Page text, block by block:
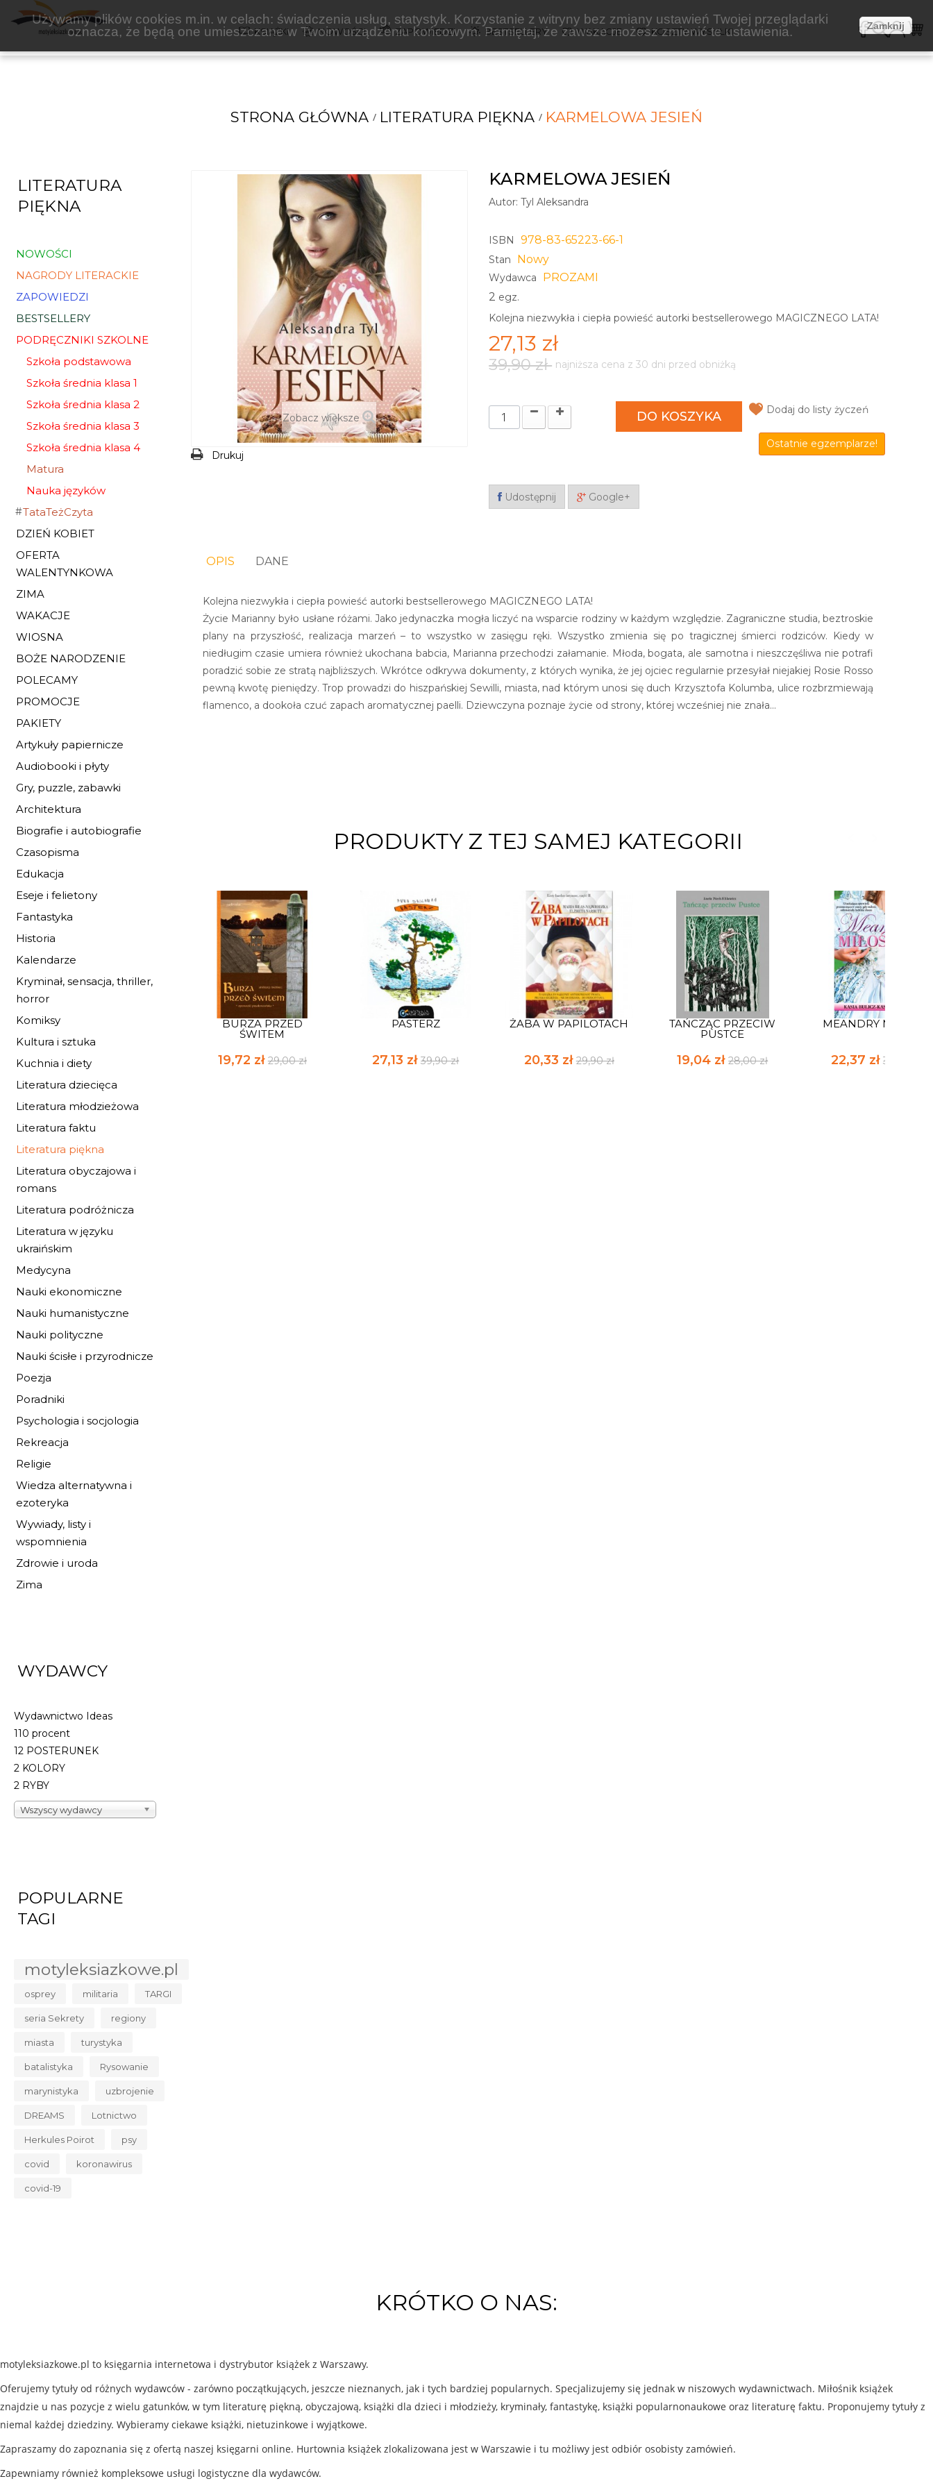
PROZAMI
Używamy plików cookies m.in. w celach: świadczenia usług, statystyk. Korzystanie z witryny bez zmiany ustawień Twojej przeglądarki
oznacza, że będą one umieszczane w Twoim urządzeniu końcowym. Pamiętaj, że zawsze możesz zmienić te ustawienia.
Zamknij
KSIĄŻKI NOWOŚCI ZAPOWIEDZI BESTSELLERY WAKACJE KOSZTY WYSYŁKI
STRONA GŁÓWNA LITERATURA PIĘKNA KARMELOWA JESIEŃ
LITERATURA
PIĘKNA
NOWOŚCI
NAGRODY LITERACKIE
ZAPOWIEDZI
BESTSELLERY
PODRĘCZNIKI SZKOLNE
Szkoła podstawowa
Szkoła średnia klasa 1
Szkoła średnia klasa 2
Szkoła średnia klasa 3
Szkoła średnia klasa 4
Matura
Nauka języków
TataTeżCzyta
DZIEŃ KOBIET
OFERTA
WALENTYNKOWA
ZIMA
WAKACJE
WIOSNA
BOŻE NARODZENIE
POLECAMY
PROMOCJE
PAKIETY
Artykuły papiernicze
Audiobooki i płyty
Gry, puzzle, zabawki
Architektura
Biografie i autobiografie
Czasopisma
Edukacja
Eseje i felietony
Fantastyka
Historia
Kalendarze
Kryminał, sensacja, thriller,
horror
Komiksy
Kultura i sztuka
Kuchnia i diety
Literatura dziecięca
Literatura młodzieżowa
Literatura faktu
Literatura piękna
Literatura obyczajowa i
romans
Literatura podróżnicza
Literatura w języku
ukraińskim
Medycyna
Nauki ekonomiczne
Nauki humanistyczne
Nauki polityczne
Nauki ścisłe i przyrodnicze
Poezja
Poradniki
Psychologia i socjologia
Rekreacja
Religie
Wiedza alternatywna i
ezoteryka
Wywiady, listy i
wspomnienia
Zdrowie i uroda
Zima
WYDAWCY
Wydawnictwo Ideas
110 procent
12 POSTERUNEK
2 KOLORY
2 RYBY
Wszyscy wydawcy
POPULARNE
TAGI
motyleksiazkowe.pl
osprey militaria TARGI
seria Sekrety regiony
miasta turystyka
batalistyka Rysowanie
marynistyka uzbrojenie
DREAMS Lotnictwo
Herkules Poirot psy
covid koronawirus
covid-19
Zobacz większe
Drukuj
KARMELOWA JESIEŃ
Autor: Tyl Aleksandra
ISBN 978-83-65223-66-1
Stan Nowy
Wydawca
PROZAMI
2 egz.
Kolejna niezwykła i ciepła powieść autorki bestsellerowego MAGICZNEGO LATA!
27,13 zł
39,90 zł najniższa cena z 30 dni przed obniżką
DO KOSZYKA Dodaj do listy życzeń
Ostatnie egzemplarze!
Udostępnij Google+
OPIS DANE
Kolejna niezwykła i ciepła powieść autorki bestsellerowego MAGICZNEGO LATA!
Życie Marianny było usłane różami. Jako jedynaczka mogła liczyć na wsparcie rodziny w każdym względzie. Zagraniczne studia, beztroskie
plany na przyszłość, realizacja marzeń – to wszystko w zasięgu ręki. Wszystko zmienia się po tragicznej śmierci rodziców. Kiedy w
niedługim czasie umiera również ukochana babcia, Marianna przechodzi załamanie. Młoda, bogata, ale samotna i nieszczęśliwa nie potrafi
poradzić sobie ze stratą najbliższych. Wkrótce odkrywa dokumenty, z których wynika, że jej ojciec regularnie przesyłał niejakiej Rosie Rosso
pewną kwotę pieniędzy. Trop prowadzi do hiszpańskiej Sewilli, miasta, nad którym unosi się duch Krzysztofa Kolumba, ulice rozbrzmiewają
flamenco, a dookoła czuć zapach aromatycznej paelli. Dziewczyna poznaje życie od strony, której wcześniej nie znała…
PRODUKTY Z TEJ SAMEJ KATEGORII
BURZA PRZED
ŚWITEM
19,72 zł 29,00 zł
PASTERZ
27,13 zł39,90 zł
ŻABA W PAPILOTACH
20,33 zł 29,90 zł
TAŃCZĄC PRZECIW
PUSTCE
19,04 zł28,00 zł
MEANDRY MIŁOŚCI
22,37 zł32,90 zł
KRÓTKO O NAS:
motyleksiazkowe.pl to księgarnia internetowa i dystrybutor książek z Warszawy.
Oferujemy tytuły od różnych wydawców - zarówno początkujących, jeszcze nieznanych, jak i tych bardziej popularnych. Specjalizujemy się jednak w niszowych wydawnictwach. Miłośnik książek
znajdzie u nas pozycje z wielu gatunków, w tym literaturę piękną, obyczajową, książki dla dzieci i młodzieży, kryminały, fantastykę, książki popularnonaukowe oraz literaturę faktu. Proponujemy tytuły z
niemal każdej dziedziny. Wybieramy ciekawe książki, nietuzinkowe i wyjątkowe.
Zapraszamy do zapoznania się z ofertą naszej księgarni online. Hurtownia książek zlokalizowana jest w Warszawie i tu możliwy jest odbiór osobisty zamówień.
Zapewniamy również kompleksowe usługi logistyczne dla wydawców.